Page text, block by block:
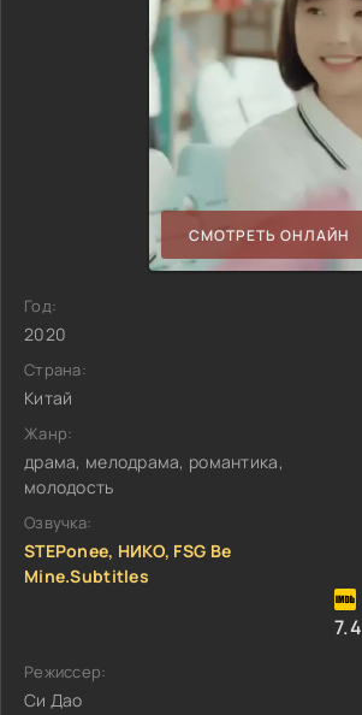
СМОТРЕТЬ ОНЛАЙН
Год:
2020
Страна:
Китай
Жанр:
драма, мелодрама, романтика,
молодость
Озвучка:
STEPonee, НИКО, FSG Be
Mine.Subtitles
7.4
Режиссер:
Си Дао